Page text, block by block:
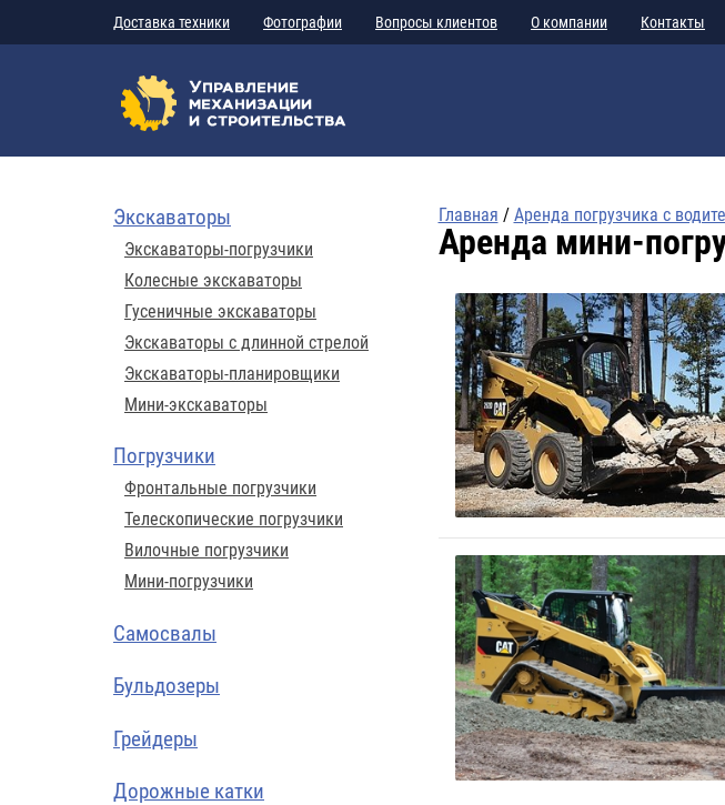
Доставка техники Фотографии Вопросы клиентов О компании Контакты
Главная / Аренда погрузчика с
Аренда мини-
Экскаваторы
Экскаваторы-погрузчики
Колесные экскаваторы
Гусеничные экскаваторы
Экскаваторы с длинной стрелой
Экскаваторы-планировщики
Мини-экскаваторы
Погрузчики
Фронтальные погрузчики
Телескопические погрузчики
Вилочные погрузчики
Мини-погрузчики
Самосвалы
Бульдозеры
Грейдеры
Дорожные катки